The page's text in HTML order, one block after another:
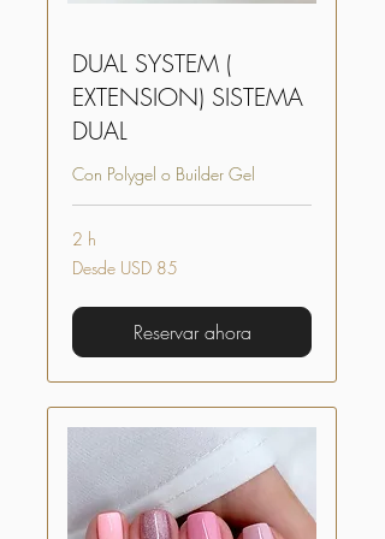
DUAL SYSTEM (
EXTENSION) SISTEMA
DUAL
Con Polygel o Builder Gel
2 h
Desde
85
Desde USD 85
Reservar ahora